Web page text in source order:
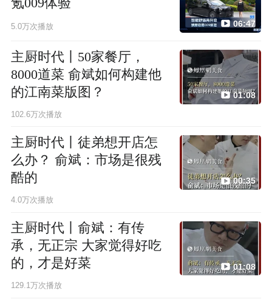
5.0万次播放 06:47
主厨时代丨50家餐厅，
8000道菜 俞斌如何构建他
的江南菜版图？
102.6万次播放
01:08
主厨时代丨徒弟想开店怎
么办？ 俞斌：市场是很残
酷的
4.0万次播放
00:35
主厨时代丨俞斌：有传
承，无正宗 大家觉得好吃
的，才是好菜
129.1万次播放
01:08